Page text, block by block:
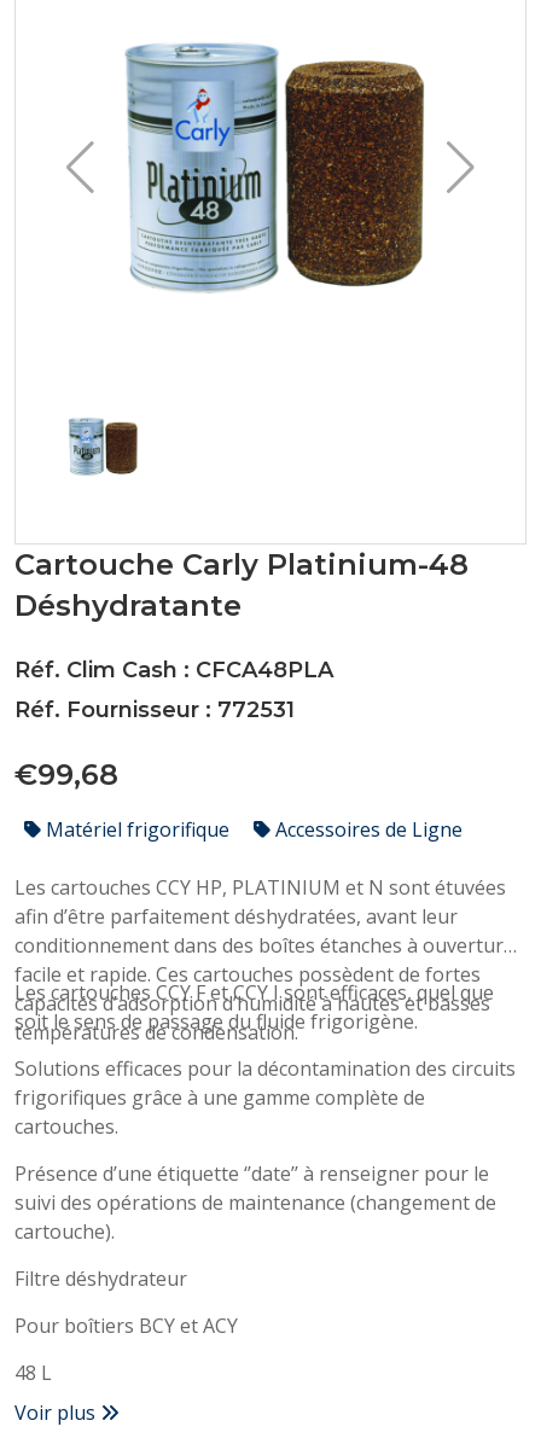
Cartouche Carly Platinium-48
Déshydratante
Réf. Clim Cash : CFCA48PLA
Réf. Fournisseur : 772531
€99,68
Matériel frigorifique Accessoires de Ligne
Les cartouches CCY HP, PLATINIUM et N sont étuvées
afin d’être parfaitement déshydratées, avant leur
conditionnement dans des boîtes étanches à ouverture
facile et rapide. Ces cartouches possèdent de fortes
capacités d’adsorption d’humidité à hautes et basses
températures de condensation.
Les cartouches CCY F et CCY I sont efficaces, quel que
soit le sens de passage du fluide frigorigène.
Solutions efficaces pour la décontamination des circuits
frigorifiques grâce à une gamme complète de
cartouches.
Présence d’une étiquette ‘’date’’ à renseigner pour le
suivi des opérations de maintenance (changement de
cartouche).
Filtre déshydrateur
Pour boîtiers BCY et ACY
48 L
Voir plus